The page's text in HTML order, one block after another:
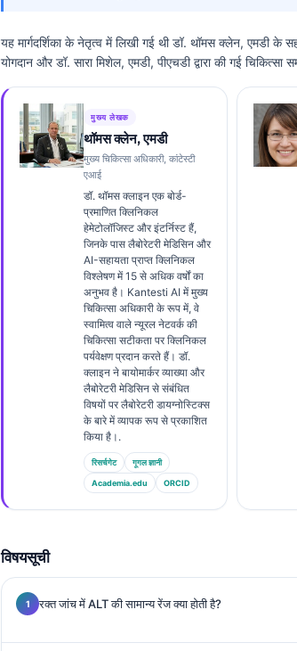
यह मार्गदर्शिका के नेतृत्व में लिखी गई थीडॉ. थॉमस क्लेन, एमडीके
योगदान और डॉ. सारा मिशेल, एमडी, पीएचडी द्वारा की गई चिकित्सा
मुख्य लेखक
थॉमस क्लेन, एमडी
मुख्य चिकित्सा अधिकारी, कांटेस्टी
एआई
डॉ. थॉमस क्लाइन एक बोर्ड-
प्रमाणित क्लिनिकल
हेमेटोलॉजिस्ट और इंटर्निस्ट हैं,
जिनके पास लैबोरेटरी मेडिसिन और
AI-सहायता प्राप्त क्लिनिकल
विश्लेषण में 15 से अधिक वर्षों का
अनुभव है। Kantesti AI में मुख्य
चिकित्सा अधिकारी के रूप में, वे
स्वामित्व वाले न्यूरल नेटवर्क की
चिकित्सा सटीकता पर क्लिनिकल
पर्यवेक्षण प्रदान करते हैं। डॉ.
क्लाइन ने बायोमार्कर व्याख्या और
लैबोरेटरी मेडिसिन से संबंधित
विषयों पर लैबोरेटरी डायग्नोस्टिक्स
के बारे में व्यापक रूप से प्रकाशित
किया है।.
रिसर्चगेट गूगल ज्ञानी
Academia.edu ORCID
विषयसूची
रक्त जांच में ALT की सामान्य रेंज क्या होती है?